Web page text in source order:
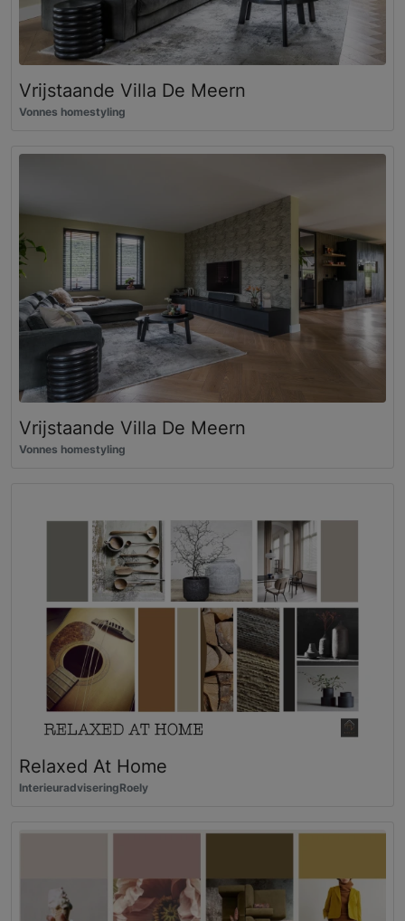
Vrijstaande Villa De Meern
Vonnes homestyling
Vrijstaande Villa De Meern
Vonnes homestyling
Relaxed At Home
InterieuradviseringRoely